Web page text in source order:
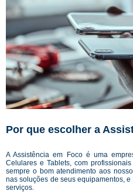
Por que escolher a
A Assistência em Foco é uma
Celulares e Tablets, com
sempre o bom atendimento aos
nas soluções de seus equipamentos,
serviços.